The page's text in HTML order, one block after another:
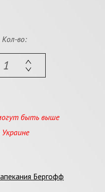
Кол-во:
быть выше
Бергофф